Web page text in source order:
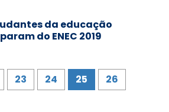
da educação
do ENEC 2019
23 24 25
26